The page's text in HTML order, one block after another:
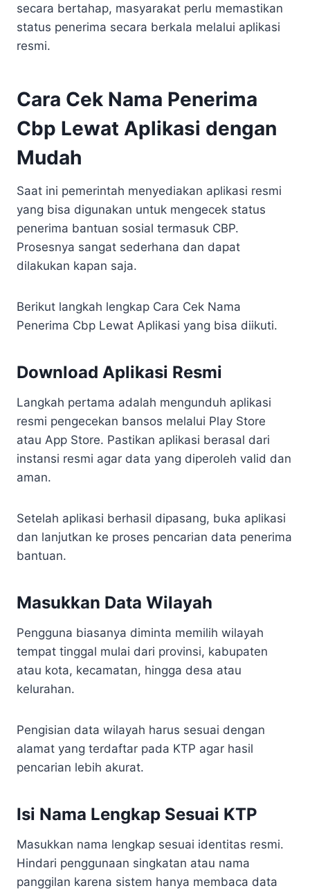
secara bertahap, masyarakat perlu memastikan
status penerima secara berkala melalui aplikasi
resmi.
Cara Cek Nama Penerima
Cbp Lewat Aplikasi dengan
Mudah
Saat ini pemerintah menyediakan aplikasi resmi
yang bisa digunakan untuk mengecek status
penerima bantuan sosial termasuk CBP.
Prosesnya sangat sederhana dan dapat
dilakukan kapan saja.
Berikut langkah lengkap Cara Cek Nama
Penerima Cbp Lewat Aplikasi yang bisa diikuti.
Download Aplikasi Resmi
Langkah pertama adalah mengunduh aplikasi
resmi pengecekan bansos melalui Play Store
atau App Store. Pastikan aplikasi berasal dari
instansi resmi agar data yang diperoleh valid dan
aman.
Setelah aplikasi berhasil dipasang, buka aplikasi
dan lanjutkan ke proses pencarian data penerima
bantuan.
Masukkan Data Wilayah
Pengguna biasanya diminta memilih wilayah
tempat tinggal mulai dari provinsi, kabupaten
atau kota, kecamatan, hingga desa atau
kelurahan.
Pengisian data wilayah harus sesuai dengan
alamat yang terdaftar pada KTP agar hasil
pencarian lebih akurat.
Isi Nama Lengkap Sesuai KTP
Masukkan nama lengkap sesuai identitas resmi.
Hindari penggunaan singkatan atau nama
panggilan karena sistem hanya membaca data